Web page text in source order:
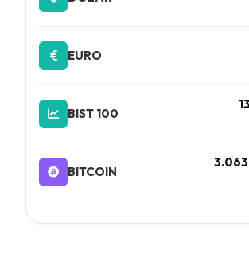
EURO
BIST 100
BITCOIN